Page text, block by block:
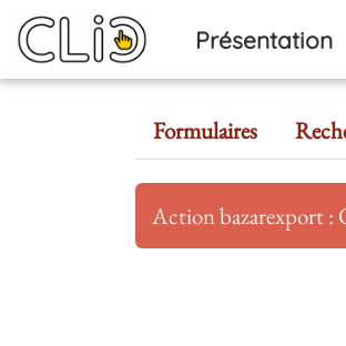
Aller au contenu principal
Présentation
Formulaires
Action bazarexport :